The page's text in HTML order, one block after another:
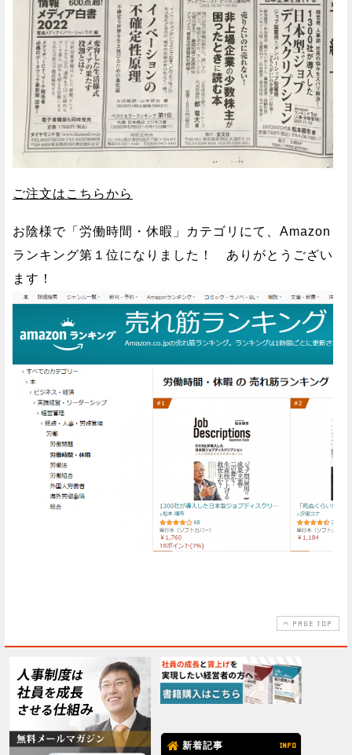
ご注文はこちらから
お陰様で「労働時間・休暇」カテゴリにて、Amazon
ランキング第１位になりました！ ありがとうござい
ます！
PAGE TOP
新着記事 INFO